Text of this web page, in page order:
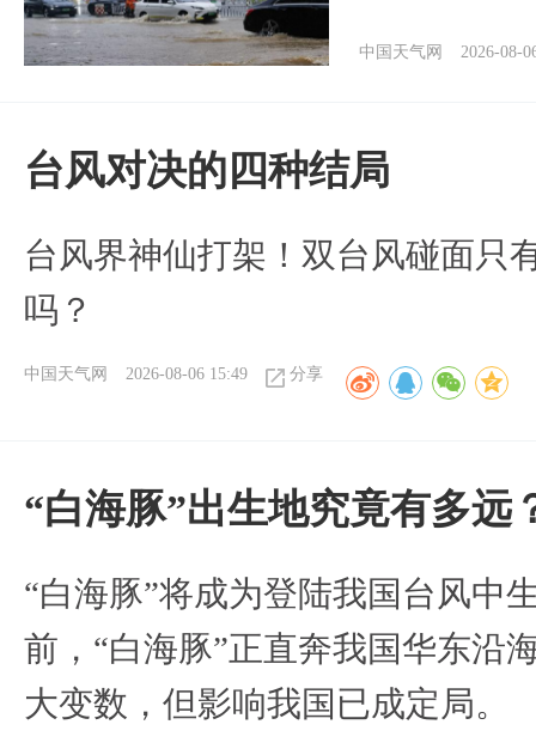
中国天气网 2026-08-
台风对决的四种结局
台风界神仙打架！双台风碰面只
吗？
中国天气网 2026-08-06 15:49 分享
“白海豚”出生地究竟有多远
“白海豚”将成为登陆我国台风中
前，“白海豚”正直奔我国华东沿
大变数，但影响我国已成定局。